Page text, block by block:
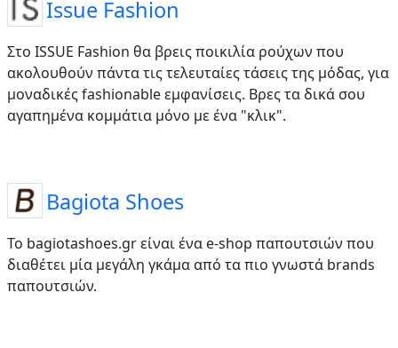
Issue Fashion
Στο ISSUE Fashion θα βρεις ποικιλία ρούχων που
ακολουθούν πάντα τις τελευταίες τάσεις της μόδας, για
μοναδικές fashionable εμφανίσεις. Βρες τα δικά σου
αγαπημένα κομμάτια μόνο με ένα "κλικ".
Bagiota Shoes
To bagiotashoes.gr είναι ένα e-shop παπουτσιών που
διαθέτει μία μεγάλη γκάμα από τα πιο γνωστά brands
παπουτσιών.